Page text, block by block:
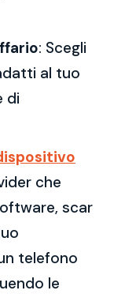
: Scegli
al tuo
di
che
scar
telefono
le